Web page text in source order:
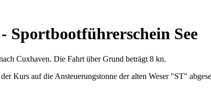
Sportbootführerschein See
Cuxhaven. Die Fahrt über Grund beträgt 8 kn.
Kurs auf die Ansteuerungstonne der alten Weser "ST"